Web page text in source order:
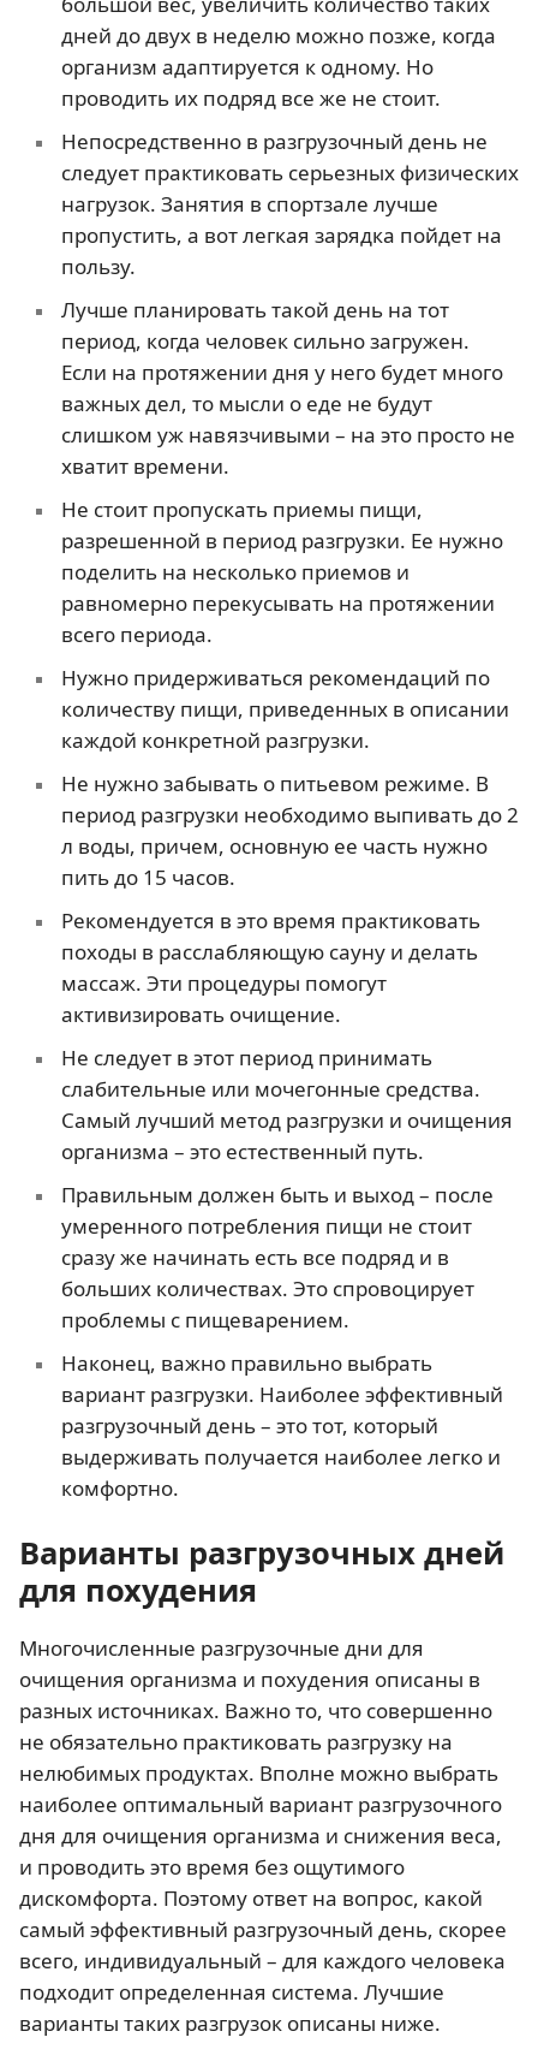
дней до двух в неделю можно позже, когда
организм адаптируется к одному. Но
проводить их подряд все же не стоит.
Непосредственно в разгрузочный день не
следует практиковать серьезных физических
нагрузок. Занятия в спортзале лучше
пропустить, а вот легкая зарядка пойдет на
пользу.
Лучше планировать такой день на тот
период, когда человек сильно загружен.
Если на протяжении дня у него будет много
важных дел, то мысли о еде не будут
слишком уж навязчивыми – на это просто не
хватит времени.
Не стоит пропускать приемы пищи,
разрешенной в период разгрузки. Ее нужно
поделить на несколько приемов и
равномерно перекусывать на протяжении
всего периода.
Нужно придерживаться рекомендаций по
количеству пищи, приведенных в описании
каждой конкретной разгрузки.
Не нужно забывать о питьевом режиме. В
период разгрузки необходимо выпивать до 2
л воды, причем, основную ее часть нужно
пить до 15 часов.
Рекомендуется в это время практиковать
походы в расслабляющую сауну и делать
массаж. Эти процедуры помогут
активизировать очищение.
Не следует в этот период принимать
слабительные или мочегонные средства.
Самый лучший метод разгрузки и очищения
организма – это естественный путь.
Правильным должен быть и выход – после
умеренного потребления пищи не стоит
сразу же начинать есть все подряд и в
больших количествах. Это спровоцирует
проблемы с пищеварением.
Наконец, важно правильно выбрать
вариант разгрузки. Наиболее эффективный
разгрузочный день – это тот, который
выдерживать получается наиболее легко и
комфортно.
Варианты разгрузочных дней
для похудения
Многочисленные разгрузочные дни для
очищения организма и похудения описаны в
разных источниках. Важно то, что совершенно
не обязательно практиковать разгрузку на
нелюбимых продуктах. Вполне можно выбрать
наиболее оптимальный вариант разгрузочного
дня для очищения организма и снижения веса,
и проводить это время без ощутимого
дискомфорта. Поэтому ответ на вопрос, какой
самый эффективный разгрузочный день, скорее
всего, индивидуальный – для каждого человека
подходит определенная система. Лучшие
варианты таких разгрузок описаны ниже.